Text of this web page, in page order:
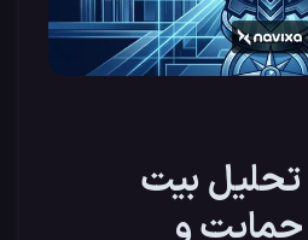
بیت
و